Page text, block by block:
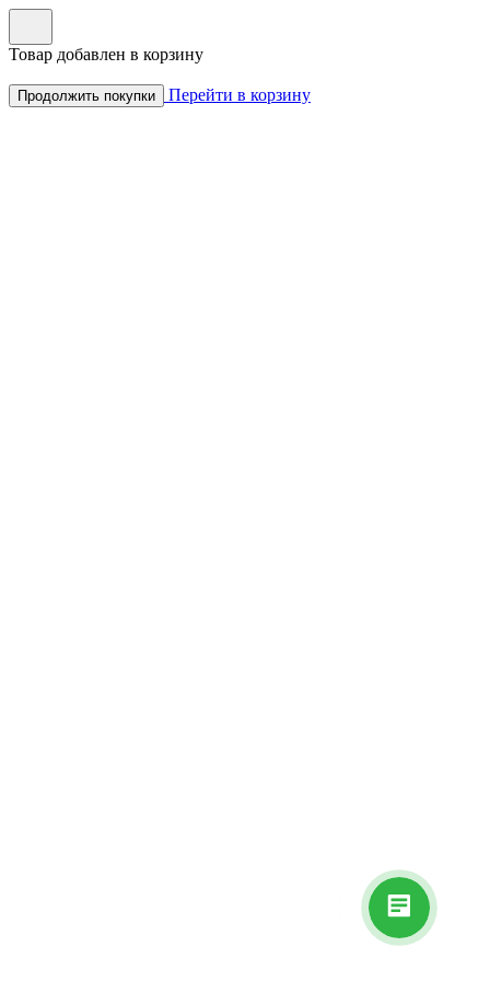
Товар добавлен в корзину
Продолжить покупки Перейти в корзину